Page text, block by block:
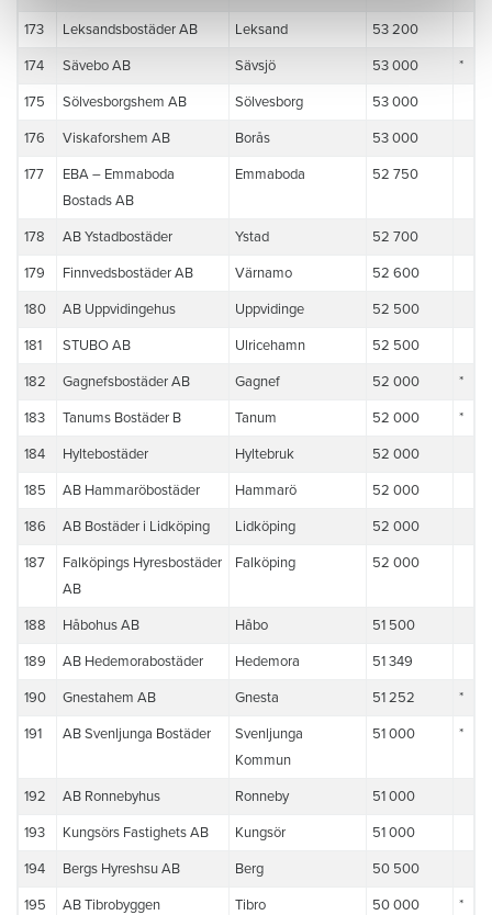
173 Leksandsbostäder AB Leksand 53 200
174 Sävebo AB Sävsjö 53 000 *
175 Sölvesborgshem AB Sölvesborg 53 000
176 Viskaforshem AB Borås 53 000
177
EBA – Emmaboda
Bostads AB
Emmaboda 52 750
178 AB Ystadbostäder Ystad 52 700
179 Finnvedsbostäder AB Värnamo 52 600
180 AB Uppvidingehus Uppvidinge 52 500
181 STUBO AB Ulricehamn 52 500
182 Gagnefsbostäder AB Gagnef 52 000 *
183 Tanums Bostäder B Tanum 52 000 *
184 Hyltebostäder Hyltebruk 52 000
185 AB Hammaröbostäder Hammarö 52 000
186 AB Bostäder i Lidköping Lidköping 52 000
187
Falköpings Hyresbostäder
AB
Falköping 52 000
188 Håbohus AB Håbo 51 500
189 AB Hedemorabostäder Hedemora 51 349
190 Gnestahem AB Gnesta 51 252 *
191 AB Svenljunga Bostäder
Svenljunga
Kommun
51 000 *
192 AB Ronnebyhus Ronneby 51 000
193 Kungsörs Fastighets AB Kungsör 51 000
194 Bergs Hyreshsu AB Berg 50 500
195 AB Tibrobyggen Tibro 50 000 *